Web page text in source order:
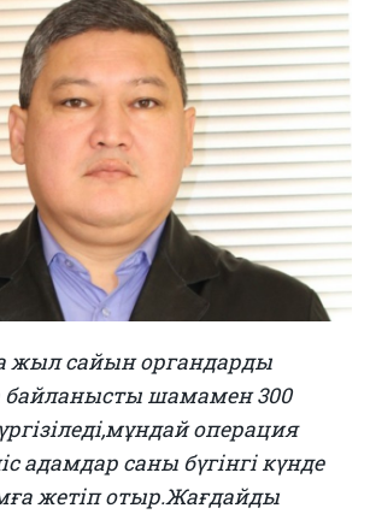
жыл сайын органдарды
байланысты шамамен 300
операция
адамдар саны бүгінгі күнде
жетіп отыр.Жағдайды